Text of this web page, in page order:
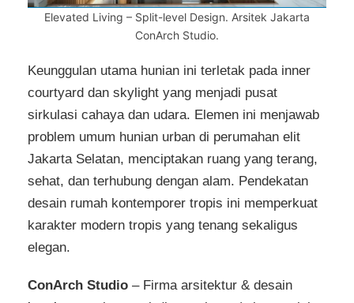
Elevated Living – Split-level Design. Arsitek Jakarta
ConArch Studio.
Keunggulan utama hunian ini terletak pada inner
courtyard dan skylight yang menjadi pusat
sirkulasi cahaya dan udara. Elemen ini menjawab
problem umum hunian urban di perumahan elit
Jakarta Selatan, menciptakan ruang yang terang,
sehat, dan terhubung dengan alam. Pendekatan
desain rumah kontemporer tropis ini memperkuat
karakter modern tropis yang tenang sekaligus
elegan.
ConArch Studio – Firma arsitektur & desain